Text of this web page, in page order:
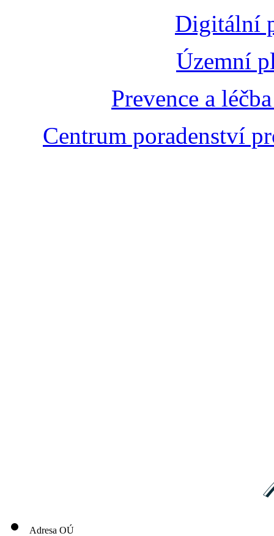
Digitální
Územní
Prevence a
Centrum poradenství
Adresa OÚ